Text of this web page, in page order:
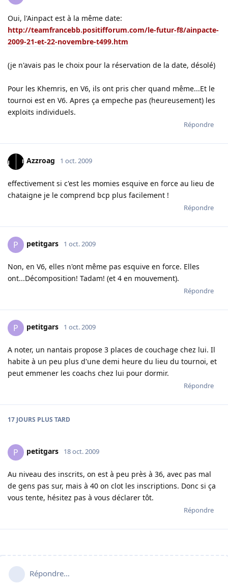
Oui, l'Ainpact est à la même date:
http://teamfrancebb.positifforum.com/le-futur-f8/ainpacte-
2009-21-et-22-novembre-t499.htm
(je n'avais pas le choix pour la réservation de la date, désolé)
Pour les Khemris, en V6, ils ont pris cher quand même...Et le
tournoi est en V6. Apres ça empeche pas (heureusement) les
exploits individuels.
Répondre
Azzroag 1 oct. 2009
effectivement si c'est les momies esquive en force au lieu de
chataigne je le comprend bcp plus facilement !
Répondre
P petitgars 1 oct. 2009
Non, en V6, elles n'ont même pas esquive en force. Elles
ont...Décomposition! Tadam! (et 4 en mouvement).
Répondre
P petitgars 1 oct. 2009
A noter, un nantais propose 3 places de couchage chez lui. Il
habite à un peu plus d'une demi heure du lieu du tournoi, et
peut emmener les coachs chez lui pour dormir.
Répondre
17 JOURS PLUS TARD
P petitgars 18 oct. 2009
Au niveau des inscrits, on est à peu près à 36, avec pas mal
de gens pas sur, mais à 40 on clot les inscriptions. Donc si ça
vous tente, hésitez pas à vous déclarer tôt.
Répondre
Répondre…